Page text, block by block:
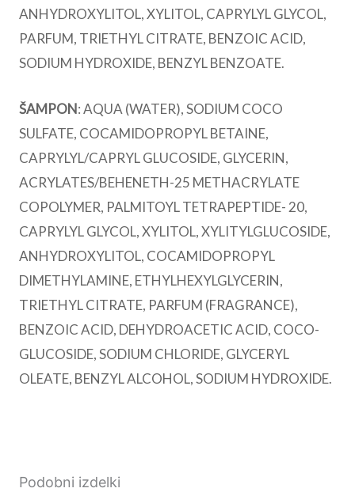
ANHYDROXYLITOL, XYLITOL, CAPRYLYL GLYCOL,
PARFUM, TRIETHYL CITRATE, BENZOIC ACID,
SODIUM HYDROXIDE, BENZYL BENZOATE.
ŠAMPON: AQUA (WATER), SODIUM COCO
SULFATE, COCAMIDOPROPYL BETAINE,
CAPRYLYL/CAPRYL GLUCOSIDE, GLYCERIN,
ACRYLATES/BEHENETH-25 METHACRYLATE
COPOLYMER, PALMITOYL TETRAPEPTIDE- 20,
CAPRYLYL GLYCOL, XYLITOL, XYLITYLGLUCOSIDE,
ANHYDROXYLITOL, COCAMIDOPROPYL
DIMETHYLAMINE, ETHYLHEXYLGLYCERIN,
TRIETHYL CITRATE, PARFUM (FRAGRANCE),
BENZOIC ACID, DEHYDROACETIC ACID, COCO-
GLUCOSIDE, SODIUM CHLORIDE, GLYCERYL
OLEATE, BENZYL ALCOHOL, SODIUM HYDROXIDE.
Podobni izdelki